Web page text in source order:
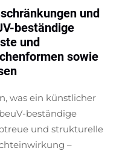
und
beständige
und
sowie
was ein künstlicher
beuV-beständige
und strukturelle
–